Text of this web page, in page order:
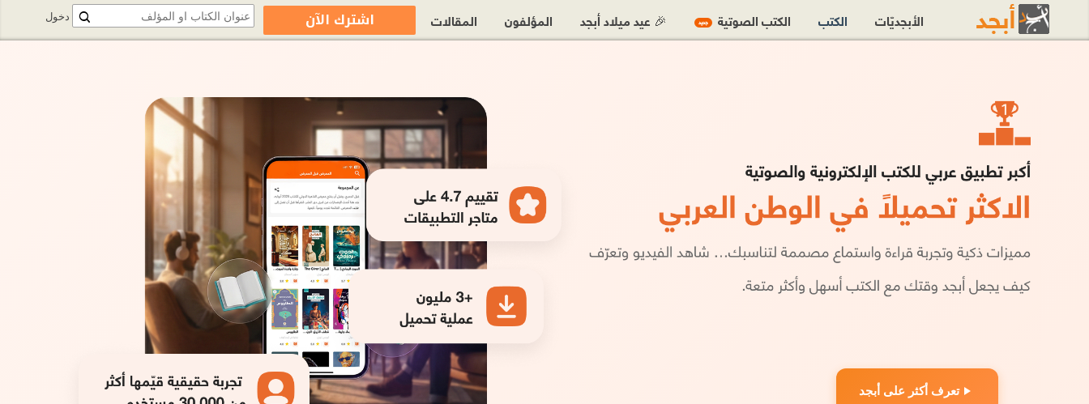
تعرف أكثر على أبجد
دخول الأبجديّات الكتب الكتب الصوتية جديد 🎉 عيد ميلاد أبجد المؤلفون المقالات اشترك الآن